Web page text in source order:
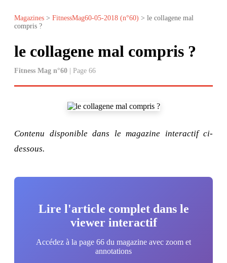
Magazines > FitnessMag60-05-2018 (n°60) > le collagene mal
compris ?
le collagene mal compris ?
Fitness Mag n°60 | Page 66
Contenu disponible dans le magazine interactif ci-
dessous.
Lire l'article complet dans le
viewer interactif
Accédez à la page 66 du magazine avec zoom et
annotations